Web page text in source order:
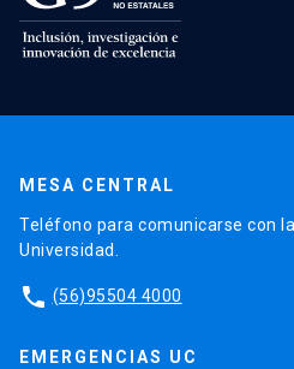
MESA CENTRAL
Teléfono para comunicarse con
Universidad.
phone (56)95504 4000
EMERGENCIAS UC